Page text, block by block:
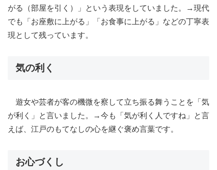
がる（部屋を引く）」という表現をしていました。→現代
でも「お座敷に上がる」「お食事に上がる」などの丁寧表
現として残っています。
気の利く
遊女や芸者が客の機微を察して立ち振る舞うことを「気
が利く」と言いました。→今も「気が利く人ですね」と言
えば、江戸のもてなしの心を継ぐ褒め言葉です。
お心づくし